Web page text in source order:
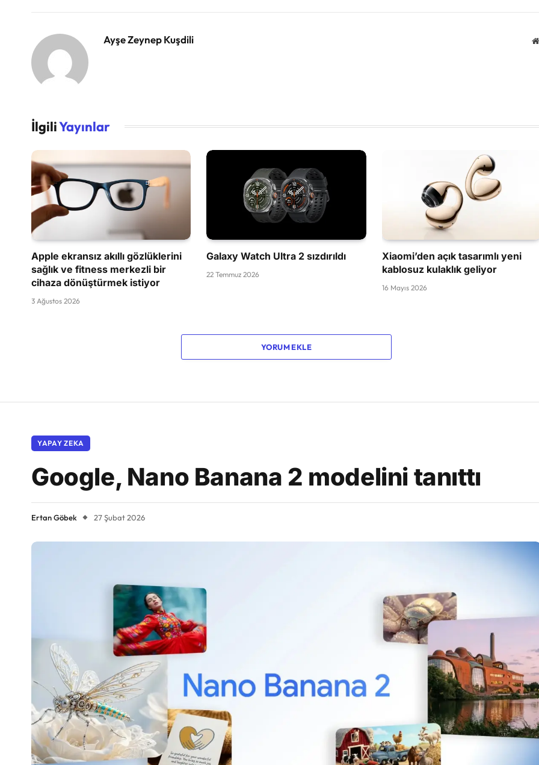
Ayşe Zeynep Kuşdili
İlgiliYayınlar
Apple ekransız akıllı gözlüklerini
sağlık ve fitness merkezli bir
cihaza dönüştürmek istiyor
3 Ağustos 2026
Galaxy Watch Ultra 2 sızdırıldı
22 Temmuz 2026
Xiaomi’den açık tasarımlı yeni
kablosuz kulaklık geliyor
16 Mayıs 2026
YORUM EKLE
YAPAY ZEKA
Google, Nano Banana 2 modelini tanıttı
Ertan Göbek 27 Şubat 2026